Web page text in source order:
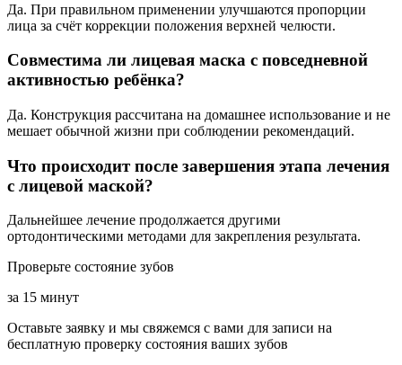
Да. При правильном применении улучшаются пропорции
лица за счёт коррекции положения верхней челюсти.
Совместима ли лицевая маска с повседневной
активностью ребёнка?
Да. Конструкция рассчитана на домашнее использование и не
мешает обычной жизни при соблюдении рекомендаций.
Что происходит после завершения этапа лечения
с лицевой маской?
Дальнейшее лечение продолжается другими
ортодонтическими методами для закрепления результата.
Проверьте состояние зубов
за 15 минут
Оставьте заявку и мы свяжемся с вами для записи на
бесплатную проверку состояния ваших зубов